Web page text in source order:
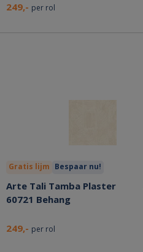
249,- per rol
Gratis lijm Bespaar nu!
Arte Tali Tamba Plaster
60721 Behang
249,- per rol